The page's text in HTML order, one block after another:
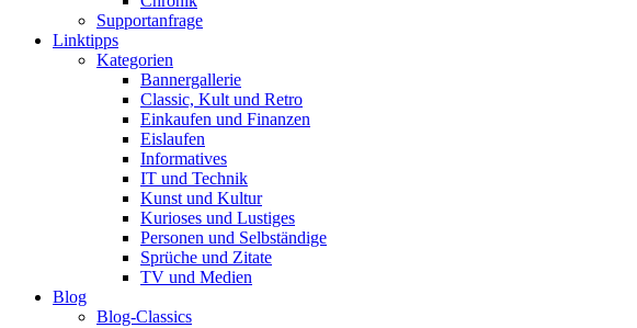
Supportanfrage
Linktipps
Kategorien
Bannergallerie
Classic, Kult und Retro
Einkaufen und Finanzen
Eislaufen
Informatives
IT und Technik
Kunst und Kultur
Kurioses und Lustiges
Personen und Selbständige
Sprüche und Zitate
TV und Medien
Blog
Blog-Classics